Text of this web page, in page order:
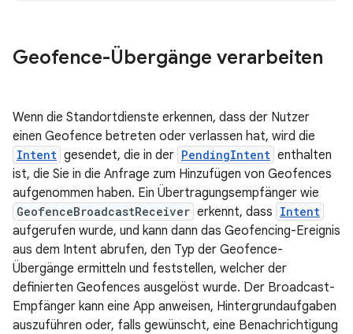
Geofence-Übergänge verarbeiten
Wenn die Standortdienste erkennen, dass der Nutzer
einen Geofence betreten oder verlassen hat, wird die
Intent gesendet, die in der PendingIntent enthalten
ist, die Sie in die Anfrage zum Hinzufügen von Geofences
aufgenommen haben. Ein Übertragungsempfänger wie
GeofenceBroadcastReceiver erkennt, dass Intent
aufgerufen wurde, und kann dann das Geofencing-Ereignis
aus dem Intent abrufen, den Typ der Geofence-
Übergänge ermitteln und feststellen, welcher der
definierten Geofences ausgelöst wurde. Der Broadcast-
Empfänger kann eine App anweisen, Hintergrundaufgaben
auszuführen oder, falls gewünscht, eine Benachrichtigung